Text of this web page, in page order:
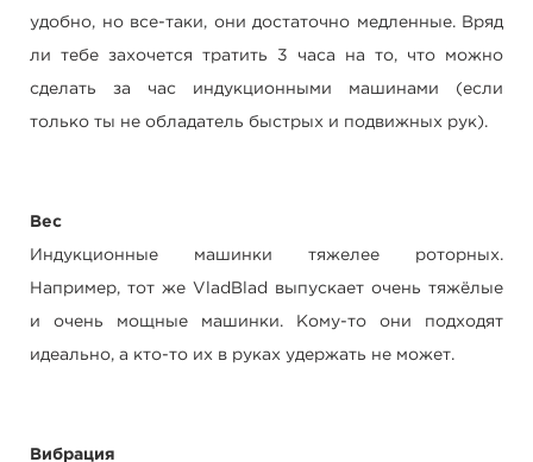
удобно, но все-таки, они достаточно медленные. Вряд
ли тебе захочется тратить 3 часа на то, что можно
сделать за час индукционными машинами (если
только ты не обладатель быстрых и подвижных рук).
Вес
Индукционные машинки тяжелее роторных.
Например, тот же VladBlad выпускает очень тяжёлые
и очень мощные машинки. Кому-то они подходят
идеально, а кто-то их в руках удержать не может.
Вибрация